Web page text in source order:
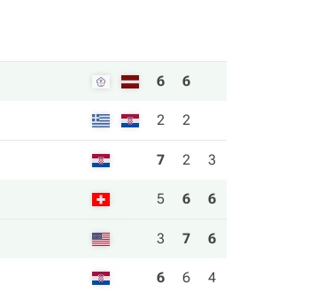
6 6
2 2
7 2 3
5 6 6
3 7 6
6 6 4